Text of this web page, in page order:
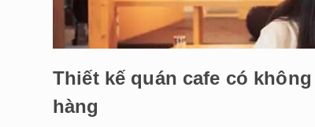
Thiết kế quán cafe có
hàng